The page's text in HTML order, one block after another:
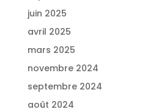
juin 2025
avril 2025
mars 2025
novembre 2024
septembre 2024
août 2024